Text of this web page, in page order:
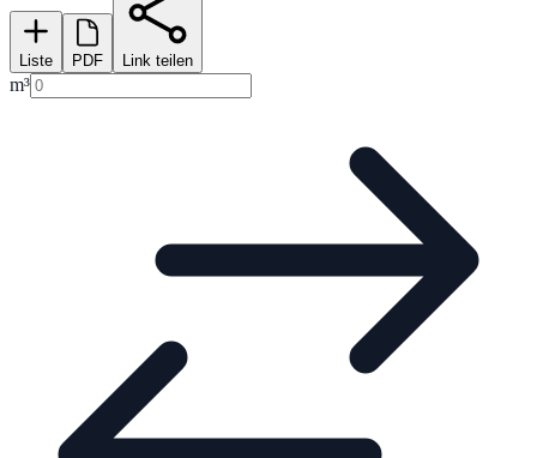
Liste PDF Link teilen
m³